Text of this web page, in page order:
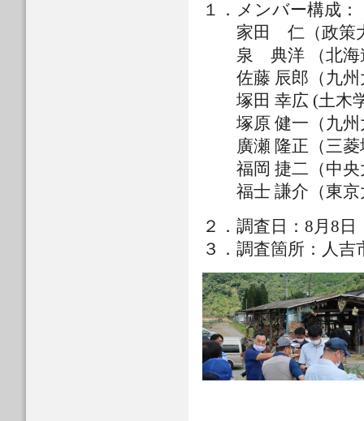
１．メンバー構
家田 仁（政策大
泉 典洋 （北海
佐藤 辰郎（九州
塚田 幸広 (土木
塚原 健一（九州
廣瀬 隆正（三菱
福岡 捷二（中央
福士 謙介（東京
２．調査日：8月8
３．調査箇所：人